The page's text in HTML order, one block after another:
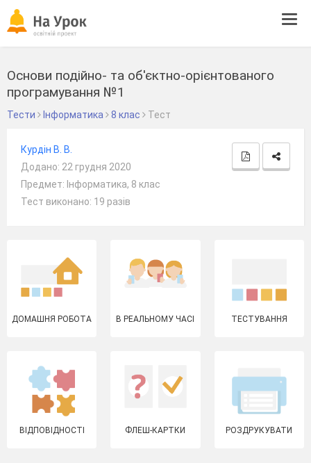
Основи подійно- та об'єктно-орієнтованого
програмування №1
Тести Інформатика 8 клас Тест
Курдін В. В.
Додано: 22 грудня 2020
Предмет: Інформатика, 8 клас
Тест виконано: 19 разів
ДОМАШНЯ РОБОТА В РЕАЛЬНОМУ ЧАСІ ТЕСТУВАННЯ
ВІДПОВІДНОСТІ ФЛЕШ-КАРТКИ РОЗДРУКУВАТИ